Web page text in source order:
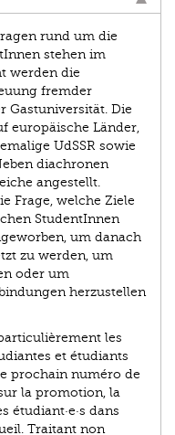
rund um die
stehen im
werden die
fremder
Gastuniversität. Die
europäische Länder,
UdSSR sowie
diachronen
angestellt.
Frage, welche Ziele
StudentIn­nen
um danach
zu werden, um
oder um
herzustellen
les
et étudiants
prochain numéro de
la promotion, la
étudiant·e·s dans
Traitant non